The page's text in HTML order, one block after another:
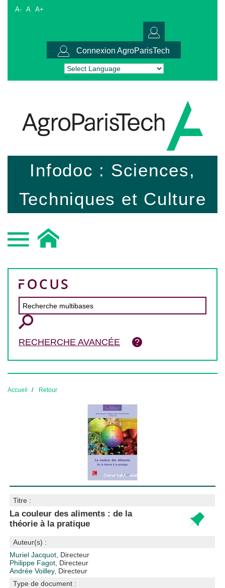
A- A A+
Connexion AgroParisTech
Powered by Translate
Infodoc : Sciences,
Techniques et Culture
RECHERCHE AVANCÉE
Accueil Retour
Titre :
La couleur des aliments : de la
théorie à la pratique
Auteur(s) :
Muriel Jacquot , Directeur
Philippe Fagot , Directeur
Andrée Voilley, Directeur
Type de document :